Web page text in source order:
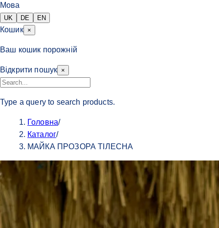
Мова
UK DE EN
Кошик ×
Ваш кошик порожній
Відкрити пошук ×
Type a query to search products.
Головна/
Каталог/
МАЙКА ПРОЗОРА ТІЛЕСНА